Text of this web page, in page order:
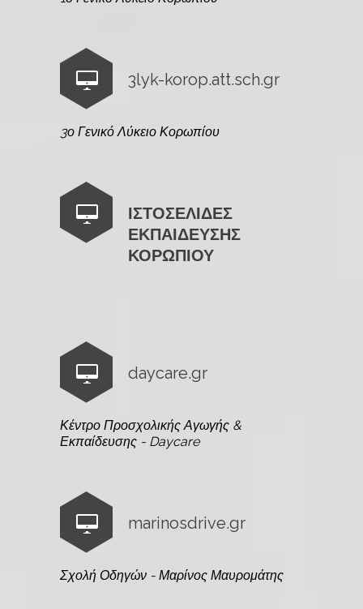
3lyk-korop.att.sch.gr
3ο Γενικό Λύκειο Κορωπίου
ΙΣΤΟΣΕΛΙΔΕΣ
ΕΚΠΑΙΔΕΥΣΗΣ
ΚΟΡΩΠΙΟΥ
daycare.gr
Κέντρο Προσχολικής Αγωγής &
Εκπαίδευσης - Daycare
marinosdrive.gr
Σχολή Οδηγών - Μαρίνος Μαυρομάτης